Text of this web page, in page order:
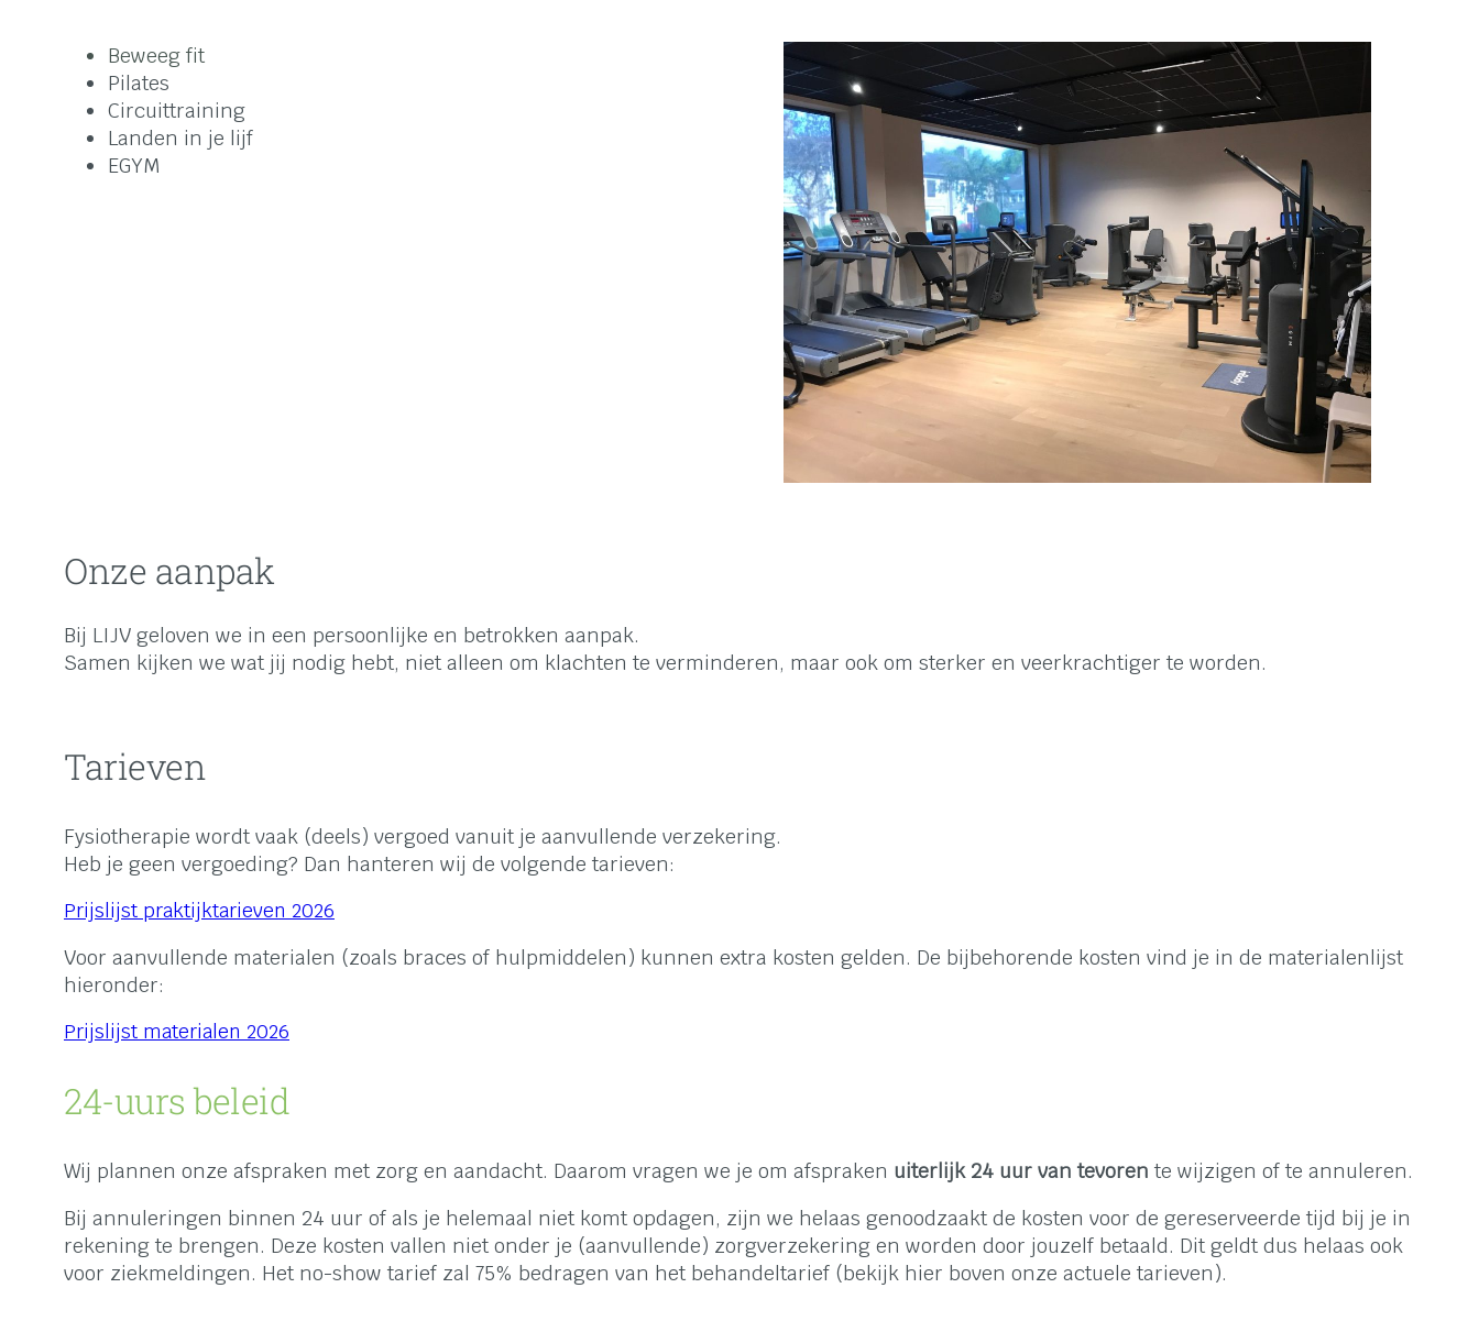
Beweeg fit
Pilates
Circuittraining
Landen in je lijf
EGYM
Onze aanpak
Bij LIJV geloven we in een persoonlijke en betrokken aanpak.
Samen kijken we wat jij nodig hebt, niet alleen om klachten te verminderen, maar ook om sterker en veerkrachtiger te worden.
Tarieven
Fysiotherapie wordt vaak (deels) vergoed vanuit je aanvullende verzekering.
Heb je geen vergoeding? Dan hanteren wij de volgende tarieven:
Prijslijst praktijktarieven 2026
Voor aanvullende materialen (zoals braces of hulpmiddelen) kunnen extra kosten gelden. De bijbehorende kosten vind je in de materialenlijst
hieronder:
Prijslijst materialen 2026
24-uurs beleid
Wij plannen onze afspraken met zorg en aandacht. Daarom vragen we je om afspraken uiterlijk 24 uur van tevoren te wijzigen of te annuleren.
Bij annuleringen binnen 24 uur of als je helemaal niet komt opdagen, zijn we helaas genoodzaakt de kosten voor de gereserveerde tijd bij je in
rekening te brengen. Deze kosten vallen niet onder je (aanvullende) zorgverzekering en worden door jouzelf betaald. Dit geldt dus helaas ook
voor ziekmeldingen. Het no-show tarief zal 75% bedragen van het behandeltarief (bekijk hier boven onze actuele tarieven).